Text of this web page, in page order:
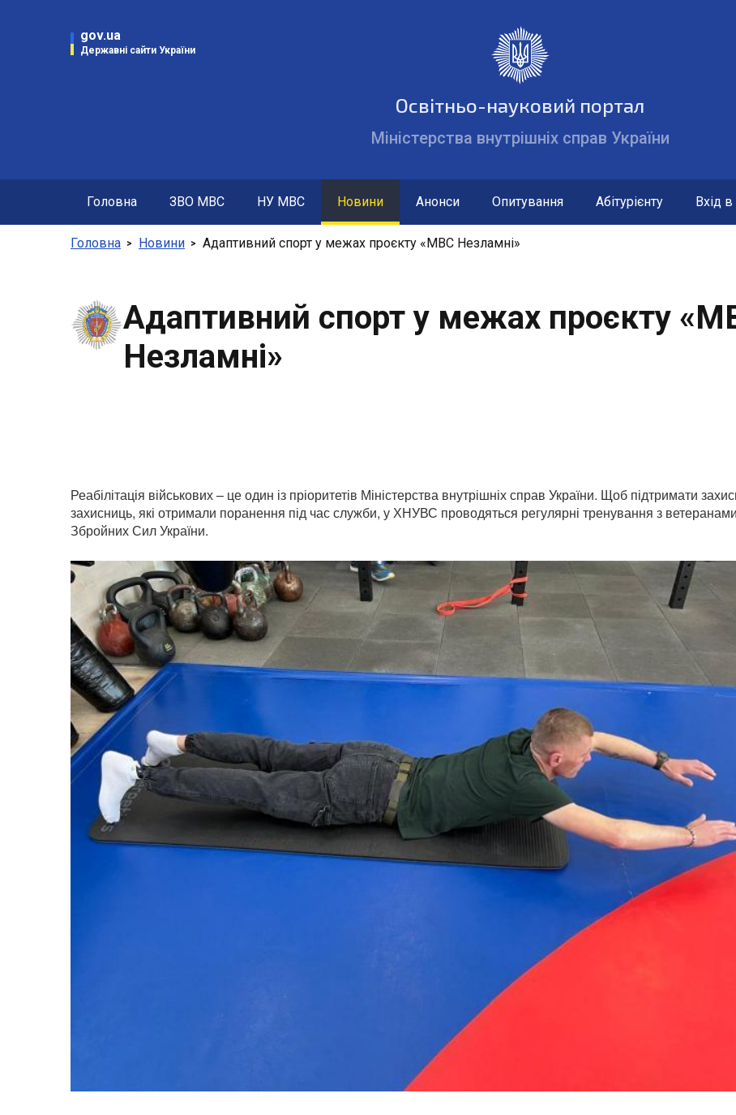
gov.ua
Державні сайти України
Освітньо-науковий портал
Міністерства внутрішніх справ України
Головна ЗВО МВС НУ МВС Новини Анонси Опитування Абітурієнту Вхід
Головна Новини Адаптивний спорт у межах проєкту «МВС Незламні»
Адаптивний спорт у межах проєкту
Незламні»
Реабілітація військових – це один із пріоритетів Міністерства внутрішніх справ України. Щоб підтримати
захисниць, які отримали поранення під час служби, у ХНУВС проводяться регулярні тренування з ветеранами
Збройних Сил України.
Державні сайти України
Президент України
Кабінет Міністрів України
Рада національної безпеки і оборони України
Центральні та місцеві органи виконавчої влади